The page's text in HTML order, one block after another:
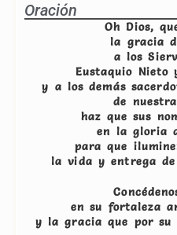
Oración
Oh Dios,
la gracia
a los
Eustaquio Nieto
y a los demás
de
haz que sus
en la gloria
para que
la vida y entrega
en su fortaleza
y la gracia que por su